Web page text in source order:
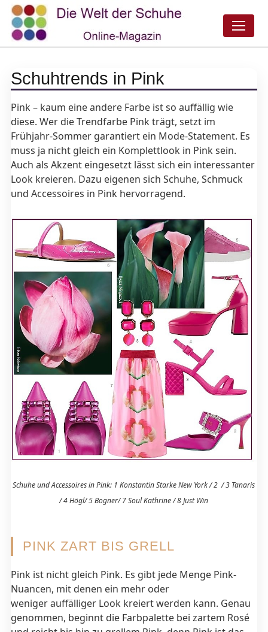
Schuhtrends in Pink
Pink – kaum eine andere Farbe ist so auffällig wie
diese. Wer die Trendfarbe Pink trägt, setzt im
Frühjahr-Sommer garantiert ein Mode-Statement. Es
muss ja nicht gleich ein Komplettlook in Pink sein.
Auch als Akzent eingesetzt lässt sich ein interessanter
Look kreieren. Dazu eigenen sich Schuhe, Schmuck
und Accessoires in Pink hervorragend.
Schuhe und Accessoires in Pink: 1 Konstantin Starke New York / 2 / 3 Tanaris
/ 4 Högl/ 5 Bogner/ 7 Soul Kathrine / 8 Just Win
PINK ZART BIS GRELL
Pink ist nicht gleich Pink. Es gibt jede Menge Pink-
Nuancen, mit denen ein mehr oder
weniger auffälliger Look kreiert werden kann. Genau
genommen, beginnt die Farbpalette bei zartem Rosé